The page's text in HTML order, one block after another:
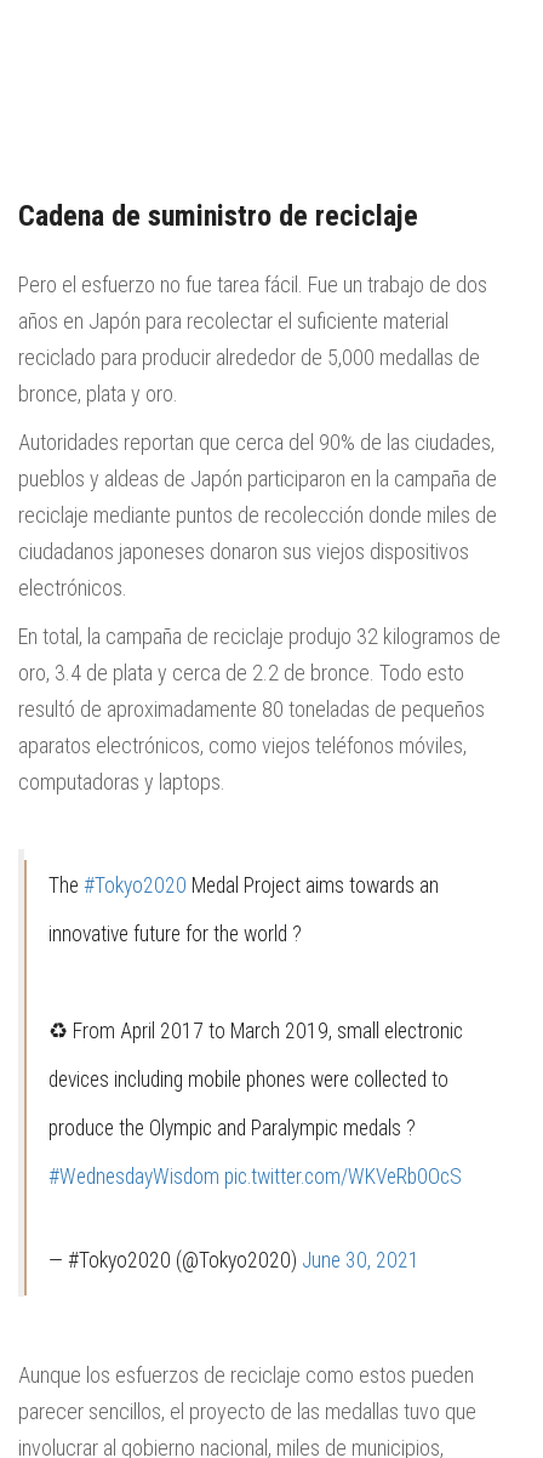
Cadena de suministro de reciclaje
Pero el esfuerzo no fue tarea fácil. Fue un trabajo de dos
años en Japón para recolectar el suficiente material
reciclado para producir alrededor de 5,000 medallas de
bronce, plata y oro.
Autoridades reportan que cerca del 90% de las ciudades,
pueblos y aldeas de Japón participaron en la campaña de
reciclaje mediante puntos de recolección donde miles de
ciudadanos japoneses donaron sus viejos dispositivos
electrónicos.
En total, la campaña de reciclaje produjo 32 kilogramos de
oro, 3.4 de plata y cerca de 2.2 de bronce. Todo esto
resultó de aproximadamente 80 toneladas de pequeños
aparatos electrónicos, como viejos teléfonos móviles,
computadoras y laptops.
The #Tokyo2020 Medal Project aims towards an
innovative future for the world ?
♻️ From April 2017 to March 2019, small electronic
devices including mobile phones were collected to
produce the Olympic and Paralympic medals ?
#WednesdayWisdom pic.twitter.com/WKVeRb0OcS
— #Tokyo2020 (@Tokyo2020) June 30, 2021
Aunque los esfuerzos de reciclaje como estos pueden
parecer sencillos, el proyecto de las medallas tuvo que
involucrar al gobierno nacional, miles de municipios,